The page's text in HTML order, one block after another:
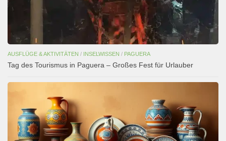
AUSFLÜGE & AKTIVITÄTEN / INSELWISSEN / PAGUERA
Tag des Tourismus in Paguera – Großes Fest für Urlauber